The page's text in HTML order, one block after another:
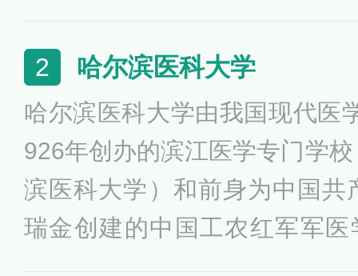
合实力和国际影响力日益攀升
省师资队伍建设先进高校、
校、江苏省高校校风建设优秀
和谐校园、江苏省文明单位等
2 哈尔滨医科大学
哈尔滨医科大学由我国现代医
926年创办的滨江医学专门学
滨医科大学）和前身为中国共
瑞金创建的中国工农红军军